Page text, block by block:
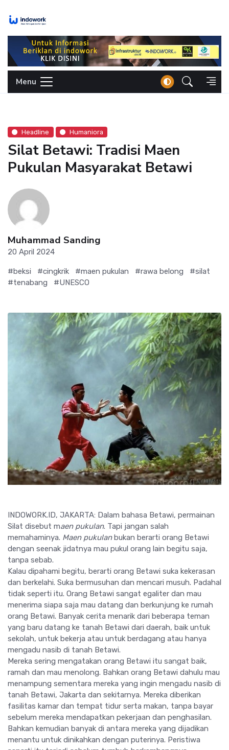
Menu
Headline Humaniora
Silat Betawi: Tradisi Maen
Pukulan Masyarakat Betawi
Muhammad Sanding
20 April 2024
#beksi #cingkrik #maen pukulan #rawa belong
#silat
#tenabang
#UNESCO
INDOWORK.ID, JAKARTA: Dalam bahasa Betawi, permainan
Silat disebut maen pukulan. Tapi jangan salah
memahaminya. Maen pukulanbukan berarti orang Betawi
dengan seenak jidatnya mau pukul orang lain begitu saja,
tanpa sebab.
Kalau dipahami begitu, berarti orang Betawi suka kekerasan
dan berkelahi. Suka bermusuhan dan mencari musuh. Padahal
tidak seperti itu. Orang Betawi sangat egaliter dan mau
menerima siapa saja mau datang dan berkunjung ke rumah
orang Betawi. Banyak cerita menarik dari beberapa teman
yang baru datang ke tanah Betawi dari daerah, baik untuk
sekolah, untuk bekerja atau untuk berdagang atau hanya
mengadu nasib di tanah Betawi.
Mereka sering mengatakan orang Betawi itu sangat baik,
ramah dan mau menolong. Bahkan orang Betawi dahulu mau
menampung sementara mereka yang ingin mengadu nasib di
tanah Betawi, Jakarta dan sekitarnya. Mereka diberikan
fasilitas kamar dan tempat tidur serta makan, tanpa bayar
sebelum mereka mendapatkan pekerjaan dan penghasilan.
Bahkan kemudian banyak di antara mereka yang dijadikan
menantu untuk dinikahkan dengan puterinya. Peristiwa